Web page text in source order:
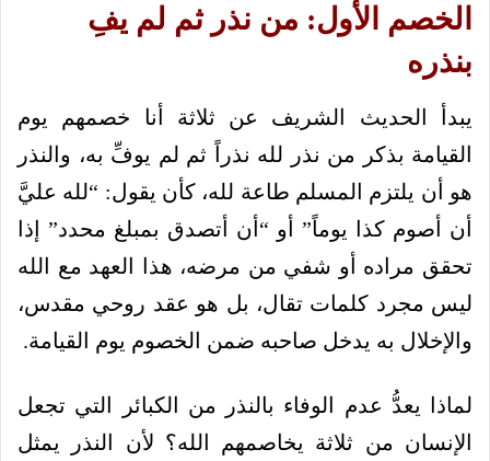
الخصم الأول: من نذر ثم لم يفِ
بنذره
يبدأ الحديث الشريف عن ثلاثة أنا خصمهم يوم
القيامة بذكر من نذر لله نذراً ثم لم يوفِّ به، والنذر
هو أن يلتزم المسلم طاعة لله، كأن يقول: “لله عليَّ
أن أصوم كذا يوماً” أو “أن أتصدق بمبلغ محدد” إذا
تحقق مراده أو شفي من مرضه، هذا العهد مع الله
ليس مجرد كلمات تقال، بل هو عقد روحي مقدس،
والإخلال به يدخل صاحبه ضمن الخصوم يوم القيامة.
لماذا يعدُّ عدم الوفاء بالنذر من الكبائر التي تجعل
الإنسان من ثلاثة يخاصمهم الله؟ لأن النذر يمثل